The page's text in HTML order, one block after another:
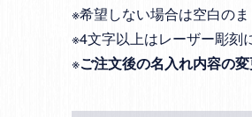
※希望しない場合は空白の
※4文字以上はレーザー彫刻
※ご注文後の名入れ内容の